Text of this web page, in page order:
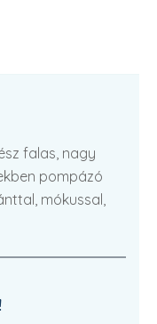
falas, nagy
pompázó
mókussal,